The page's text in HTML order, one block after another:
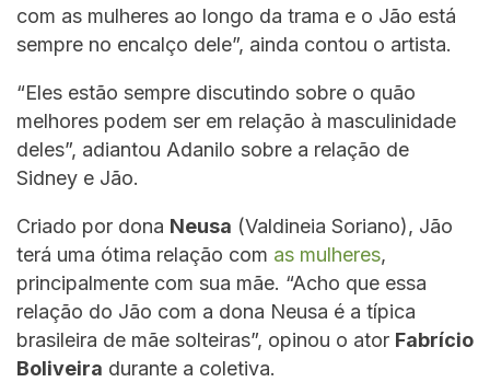
com as mulheres ao longo da trama e o Jão está
sempre no encalço dele”, ainda contou o artista.
“Eles estão sempre discutindo sobre o quão
melhores podem ser em relação à masculinidade
deles”, adiantou Adanilo sobre a relação de
Sidney e Jão.
Criado por dona Neusa (Valdineia Soriano), Jão
terá uma ótima relação com as mulheres,
principalmente com sua mãe. “Acho que essa
relação do Jão com a dona Neusa é a típica
brasileira de mãe solteiras”, opinou o ator Fabrício
Boliveira durante a coletiva.